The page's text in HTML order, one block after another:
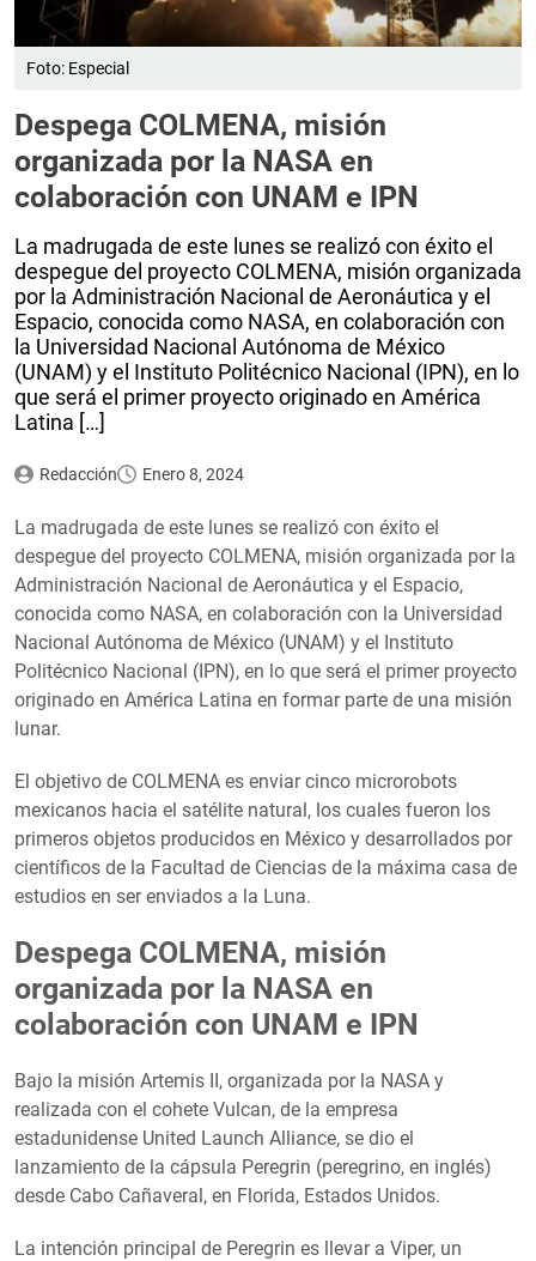
Foto: Especial
Despega COLMENA, misión
organizada por la NASA en
colaboración con UNAM e IPN
La madrugada de este lunes se realizó con éxito el
despegue del proyecto COLMENA, misión organizada
por la Administración Nacional de Aeronáutica y el
Espacio, conocida como NASA, en colaboración con
la Universidad Nacional Autónoma de México
(UNAM) y el Instituto Politécnico Nacional (IPN), en lo
que será el primer proyecto originado en América
Latina […]
Redacción Enero 8, 2024
La madrugada de este lunes se realizó con éxito el
despegue del proyecto COLMENA, misión organizada por la
Administración Nacional de Aeronáutica y el Espacio,
conocida como NASA, en colaboración con la Universidad
Nacional Autónoma de México (UNAM) y el Instituto
Politécnico Nacional (IPN), en lo que será el primer proyecto
originado en América Latina en formar parte de una misión
lunar.
El objetivo de COLMENA es enviar cinco microrobots
mexicanos hacia el satélite natural, los cuales fueron los
primeros objetos producidos en México y desarrollados por
científicos de la Facultad de Ciencias de la máxima casa de
estudios en ser enviados a la Luna.
Despega COLMENA, misión
organizada por la NASA en
colaboración con UNAM e IPN
Bajo la misión Artemis II, organizada por la NASA y
realizada con el cohete Vulcan, de la empresa
estadunidense United Launch Alliance, se dio el
lanzamiento de la cápsula Peregrin (peregrino, en inglés)
desde Cabo Cañaveral, en Florida, Estados Unidos.
La intención principal de Peregrin es llevar a Viper, un